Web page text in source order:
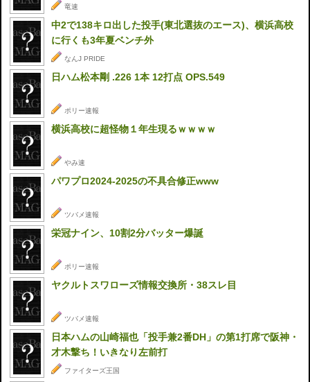
竜速
中2で138キロ出した投手(東北選抜のエース)、横浜高校
に行くも3年夏ベンチ外
なんJ PRIDE
日ハム松本剛 .226 1本 12打点 OPS.549
ポリー速報
横浜高校に超怪物１年生現るｗｗｗｗ
やみ速
パワプロ2024-2025の不具合修正www
ツバメ速報
栄冠ナイン、10割2分バッター爆誕
ポリー速報
ヤクルトスワローズ情報交換所・38スレ目
ツバメ速報
日本ハムの山崎福也「投手兼2番DH」の第1打席で阪神・
才木撃ち！いきなり左前打
ファイターズ王国